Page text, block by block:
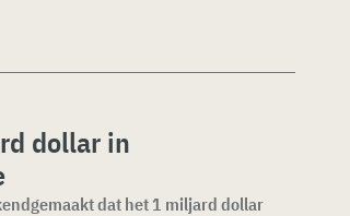
dollar in
dat het 1 miljard dollar